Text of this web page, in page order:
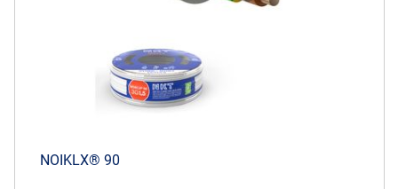
NOIKLX® 90